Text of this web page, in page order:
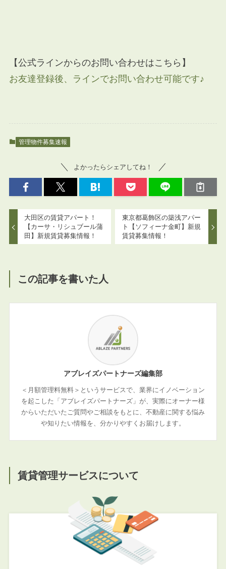
【公式ラインからのお問い合わせはこちら】
お友達登録後、ラインでお問い合わせ可能です♪
管理物件募集速報
よかったらシェアしてね！
大田区の賃貸アパート！
【カーサ・リシュブール蒲
田】新規賃貸募集情報！
東京都葛飾区の築浅アパー
ト【ソフィーナ金町】新規
賃貸募集情報！
この記事を書いた人
アブレイズパートナーズ編集部
＜月額管理料無料＞というサービスで、業界にイノベーション
を起こした「アブレイズパートナーズ」が、実際にオーナー様
からいただいたご質問やご相談をもとに、不動産に関する悩み
や知りたい情報を、分かりやすくお届けします。
賃貸管理サービスについて